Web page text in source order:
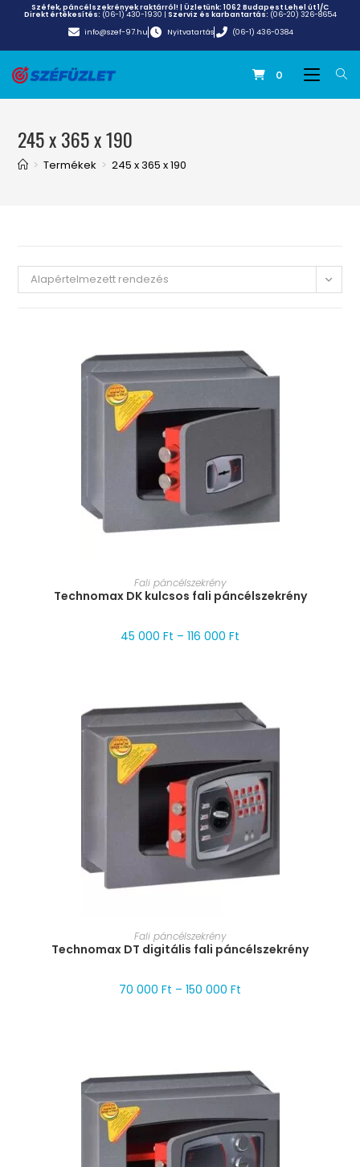
Széfek, páncélszekrények raktárról! | Üzletünk:1062 Budapest Lehel út 1/C
Direkt értékesítés: (06-1) 430-1930 | Szerviz és karbantartás: (06-20) 326-8654
info@szef-97.hu
Nyitvatartás (06-1) 436-0384
0
245 x 365 x 190
> Termékek > 245 x 365 x 190
Alapértelmezett rendezés
MÉRET VÁLASZTÁSA
Fali páncélszekrény
Technomax DK kulcsos fali páncélszekrény
45 000 Ft – 116 000 Ft
MÉRET VÁLASZTÁSA
Fali páncélszekrény
Technomax DT digitális fali páncélszekrény
70 000 Ft – 150 000 Ft